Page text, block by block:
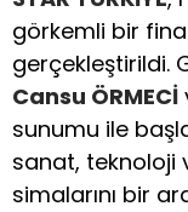
görkemli bir
gerçekleştirildi.
Cansu ÖRMECİ
sunumu ile
sanat, teknoloji
simalarını bir